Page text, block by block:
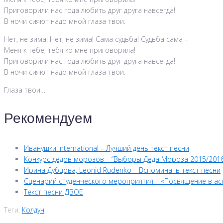
Приговорили нас года любить друг друга навсегда!
В ночи сияют надо мной глаза твои.
Нет, не зима! Нет, не зима! Сама судьба! Судьба сама –
Меня к тебе, тебя ко мне приговорила!
Приговорили нас года любить друг друга навсегда!
В ночи сияют надо мной глаза твои.
Глаза твои…
Рекомендуем
Иванушки International – Лучший день текст песни
Конкурс дедов морозов – “Выборы Деда Мороза 2015/
Ирина Дубцова, Leonid Rudenko – Вспоминать текст песни
Сценарий студенческого мероприятия – «Посвящение в
Текст песни ДВОЕ
Теги: Колдун